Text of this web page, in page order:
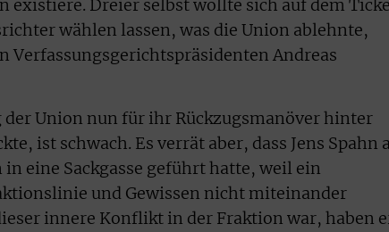
existiere. Dreier selbst wollte sich auf dem
wählen lassen, was die Union ablehnte,
Verfassungsgerichtspräsidenten Andreas
Union nun für ihr Rückzugsmanöver hinter
ist schwach. Es verrät aber, dass Jens Spahn
eine Sackgasse geführt hatte, weil ein
und Gewissen nicht miteinander
innere Konflikt in der Fraktion war, haben